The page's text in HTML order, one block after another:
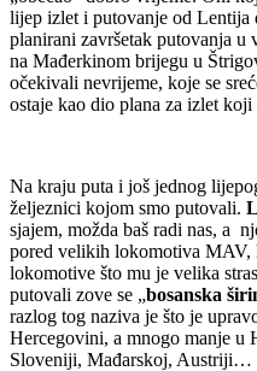
lijep izlet i putovanje od
planirani završetak putovanja
na Mađerkinom brijegu u
očekivali nevrijeme, koje se
ostaje kao dio plana za izlet
Na kraju puta i još jednog
željeznici kojom smo putovali.
sjajem, možda baš radi nas, a
pored velikih lokomotiva MAV,
lokomotive što mu je velika
putovali zove se „bosanska
razlog tog naziva je što je
Hercegovini, a mnogo manje
Sloveniji, Mađarskoj, Austriji…